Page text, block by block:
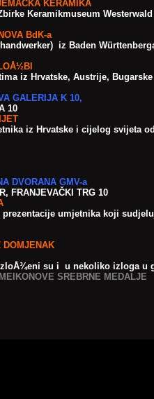
KERAMIKA
Keramikmuseum Westerwald
BdK-a
iz Baden
iz Hrvatske, Austrije,
GALERIJA K 10,
10
iz Hrvatske i cijelog svijeta
DVORANA GMV-a
FRANJEVAČKI TRG 10
umjetnika koji
DOMJENAK
su i u nekoliko izloga u
SREBRNE MEDALJE